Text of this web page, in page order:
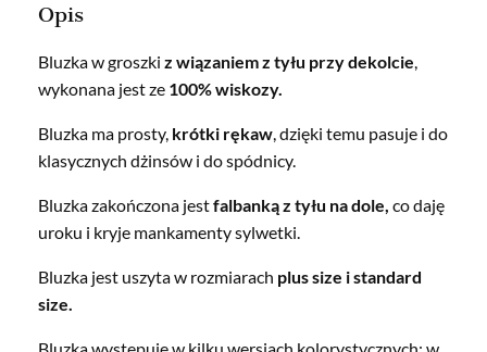
Opis
Bluzka w groszki z wiązaniem z tyłu przy dekolcie,
wykonana jest ze 100% wiskozy.
Bluzka ma prosty, krótki rękaw, dzięki temu pasuje i do
klasycznych dżinsów i do spódnicy.
Bluzka zakończona jestfalbanką z tyłu na dole, co daję
uroku i kryje mankamenty sylwetki.
Bluzka jest uszyta w rozmiarach plus size i standard
size.